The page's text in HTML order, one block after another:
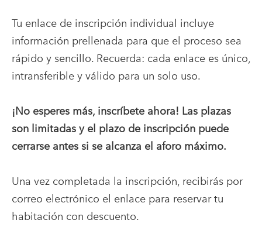
Tu enlace de inscripción individual incluye
información prellenada para que el proceso sea
rápido y sencillo. Recuerda: cada enlace es único,
intransferible y válido para un solo uso.
¡No esperes más, inscríbete ahora! Las plazas
son limitadas y el plazo de inscripción puede
cerrarse antes si se alcanza el aforo máximo.
Una vez completada la inscripción, recibirás por
correo electrónico el enlace para reservar tu
habitación con descuento.